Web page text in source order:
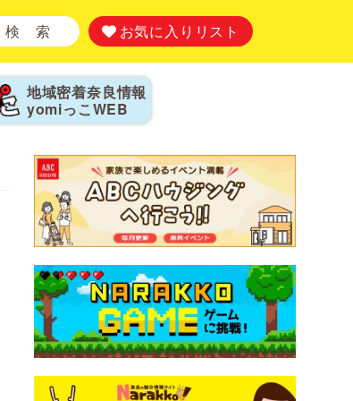
検 索 お気に入りリスト
地域密着奈良情報
yomiっこ WEB